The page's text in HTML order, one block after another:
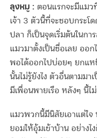
ลุงหมู : ตอนแรกจะมีแมว
เจ้า 3 ตัวนี้ที่จะชอบกระโ
ปลา ก็เป็นจุดเริ่มต้นในกา
แมวมาตั้งเป็นชื่อเลย ออ
พอได้ออกไปบ่อยๆ ยกแห
นั้นไม่รู้ยังไง ตัวอื่นตามมา
มีเพื่อนพายเรือ หลังๆ นี้ไ
แมวพวกนี้มีนิสัยเอาแต่ใจ
ยอมให้อุ้มเข้าบ้าน อย่างไ